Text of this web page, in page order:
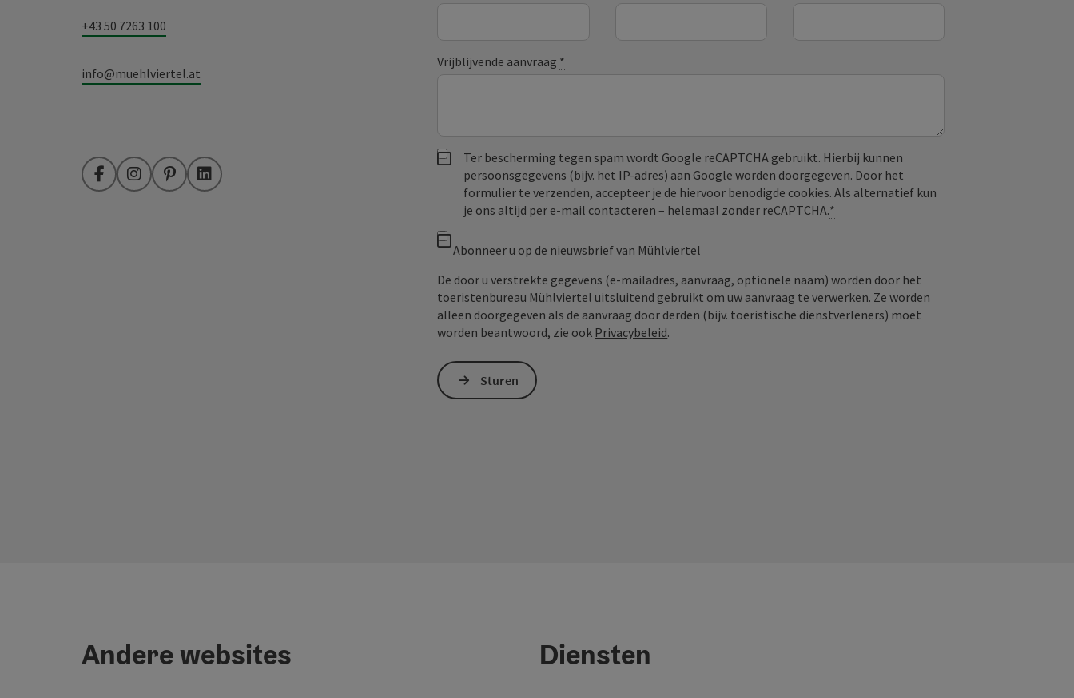
+43 50 7263 100
info@muehlviertel.at
FacebookInstagramPinterestLinkedIn
Vrijblijvende aanvraag *
Ter bescherming tegen spam wordt Google reCAPTCHA gebruikt. Hierbij kunnen
persoonsgegevens (bijv. het IP-adres) aan Google worden doorgegeven. Door het
formulier te verzenden, accepteer je de hiervoor benodigde cookies. Als alternatief kun
je ons altijd per e‑mail contacteren – helemaal zonder reCAPTCHA.*
Abonneer u op de nieuwsbrief van Mühlviertel
De door u verstrekte gegevens (e-mailadres, aanvraag, optionele naam) worden door het
toeristenbureau Mühlviertel uitsluitend gebruikt om uw aanvraag te verwerken. Ze worden
alleen doorgegeven als de aanvraag door derden (bijv. toeristische dienstverleners) moet
worden beantwoord, zie ook Privacybeleid.
Sturen
Andere websites Diensten